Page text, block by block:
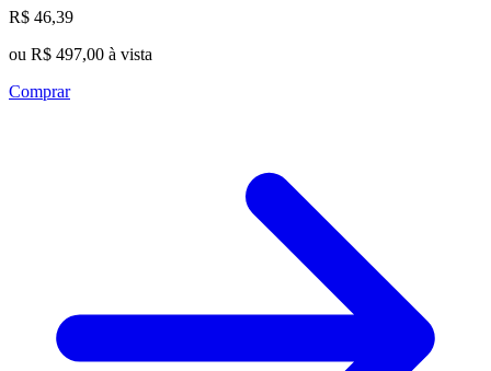
R$ 46,39
ou R$ 497,00 à vista
Comprar